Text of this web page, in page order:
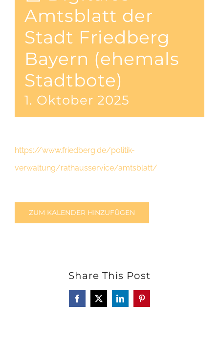
Amtsblatt der
Stadt Friedberg
Bayern (ehemals
Stadtbote)
1. Oktober 2025
https://www.friedberg.de/politik-
verwaltung/rathausservice/amtsblatt/
ZUM KALENDER HINZUFÜGEN
Share This Post
Facebook
X LinkedInPinterest